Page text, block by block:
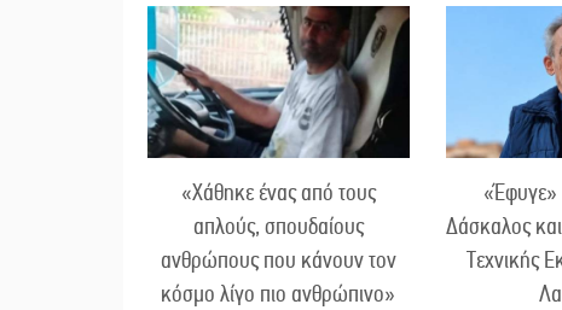
«Χάθηκε ένας από τους
απλούς, σπουδαίους
ανθρώπους που κάνουν τον
κόσμο λίγο πιο ανθρώπινο»
«Έφυγε»
Δάσκαλος
Τεχνικής